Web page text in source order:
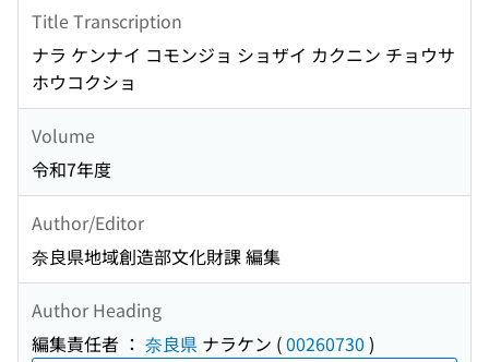
Title Transcription
ナラ ケンナイ コモンジョ ショザイ カクニン チョウサ
ホウコクショ
Volume
令和7年度
Author/Editor
奈良県地域創造部文化財課 編集
Author Heading
編集責任者 ： 奈良県 ナラケン (00260730 )